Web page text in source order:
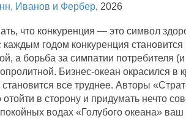
Иванов и Фербер, 2026
что конкуренция — это символ
каждым годом конкуренция
а борьба за симпатии потребителя
Бизнес-океан окрасился в
все труднее. Авторы
в сторону и придумать нечто
водах «Голубого океана» ваш